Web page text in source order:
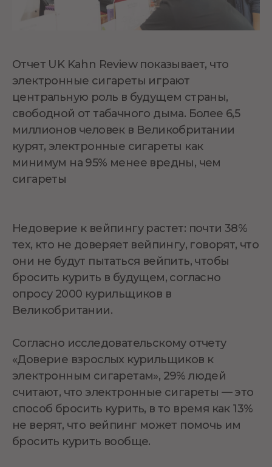
Отчет UK Kahn Review показывает, что
электронные сигареты играют
центральную роль в будущем страны,
свободной от табачного дыма. Более 6,5
миллионов человек в Великобритании
курят, электронные сигареты как
минимум на 95% менее вредны, чем
сигареты
Недоверие к вейпингу растет: почти 38%
тех, кто не доверяет вейпингу, говорят, что
они не будут пытаться вейпить, чтобы
бросить курить в будущем, согласно
опросу 2000 курильщиков в
Великобритании.
Согласно исследовательскому отчету
«Доверие взрослых курильщиков к
электронным сигаретам», 29% людей
считают, что электронные сигареты — это
способ бросить курить, в то время как 13%
не верят, что вейпинг может помочь им
бросить курить вообще.